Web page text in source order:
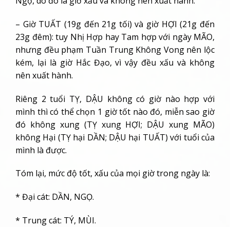
– Giờ TUẤT (19g đến 21g tối) và giờ HỢI (21g đến
23g đêm): tuy Nhị Hợp hay Tam hợp với ngày MÃO,
nhưng đều phạm Tuần Trung Không Vong nên lộc
kém, lại là giờ Hắc Đạo, vì vậy đều xấu và không
nên xuất hành.
Riêng 2 tuổi TỴ, DẬU không có giờ nào hợp với
mình thì có thể chọn 1 giờ tốt nào đó, miễn sao giờ
đó không xung (TỴ xung HỢI; DẬU xung MÃO)
không Hại (TỴ hại DẦN; DẬU hại TUẤT) với tuổi của
mình là được.
Tóm lại, mức độ tốt, xấu của mọi giờ trong ngày là:
* Đại cát: DẦN, NGỌ.
* Trung cát: TÝ, MÙI.